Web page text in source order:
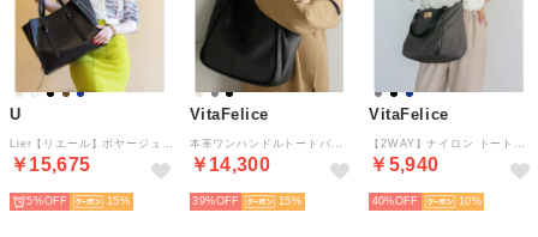
U
￥15,675
5% 15
VitaFelice
￥14,300
39% 15
VitaFelice
￥5,940
40% 10